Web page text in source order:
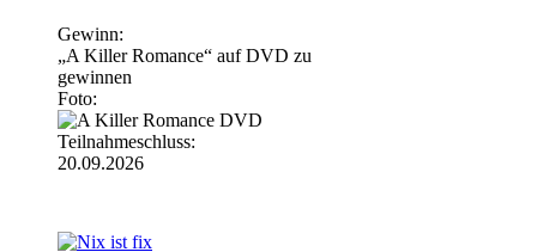
Gewinn:
„A Killer Romance“ auf DVD zu
gewinnen
Foto:
Teilnahmeschluss:
20.09.2026